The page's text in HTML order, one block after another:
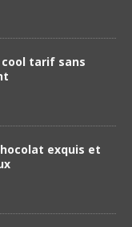
tarif sans
exquis et